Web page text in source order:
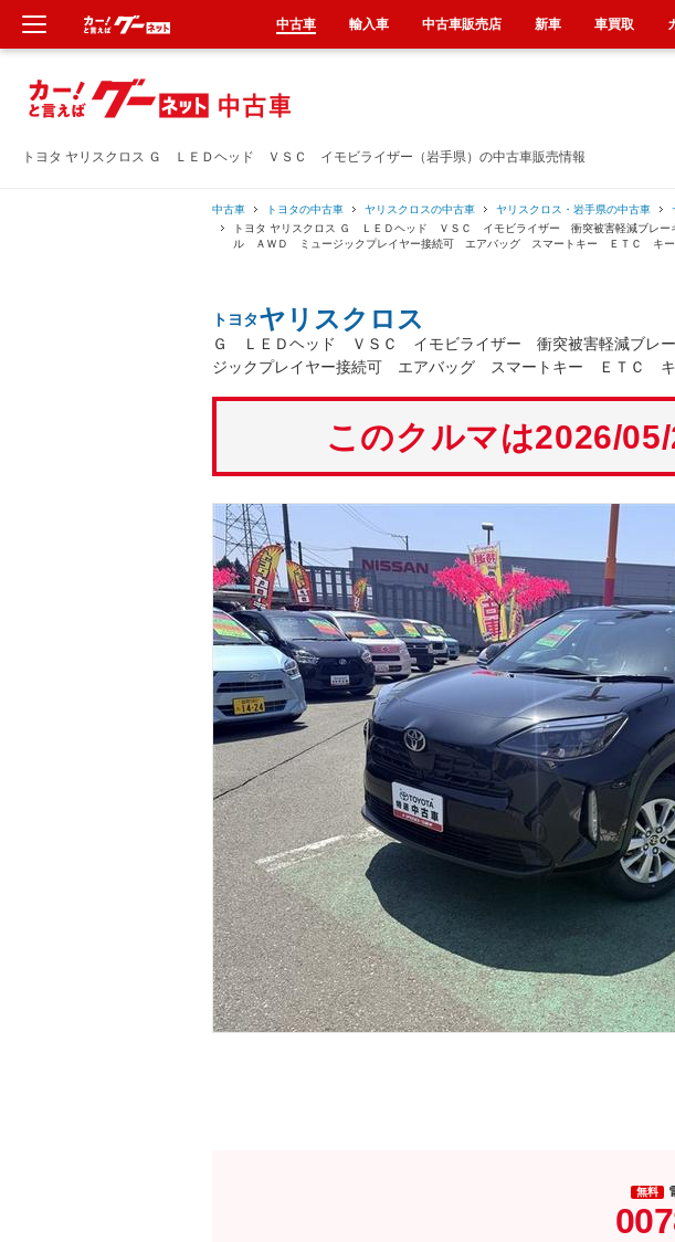
トヨタ ヤリスクロス Ｇ ＬＥＤヘッド ＶＳＣ イモビライザー（岩手県）の中古車販売情報
中古車 トヨタの中古車 ヤリスクロスの中古車 ヤリスクロス・岩手県の中古車
トヨタ ヤリスクロス Ｇ ＬＥＤヘッド ＶＳＣ イモビライザー 衝突被害軽減ブレ
ル ＡＷＤ ミュージックプレイヤー接続可 エアバッグ スマートキー ＥＴＣ キー
トヨタヤリスクロス
Ｇ ＬＥＤヘッド ＶＳＣ イモビライザー 衝突被害軽減ブ
ジックプレイヤー接続可 エアバッグ スマートキー ＥＴＣ キ
このクルマは2026/
無料
中古車 輸入車 中古車販売店 新車 車買取
新車
中古車